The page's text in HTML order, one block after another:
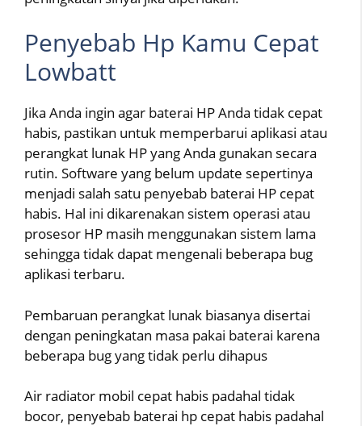
Penyebab Hp Kamu Cepat
Lowbatt
Jika Anda ingin agar baterai HP Anda tidak cepat
habis, pastikan untuk memperbarui aplikasi atau
perangkat lunak HP yang Anda gunakan secara
rutin. Software yang belum update sepertinya
menjadi salah satu penyebab baterai HP cepat
habis. Hal ini dikarenakan sistem operasi atau
prosesor HP masih menggunakan sistem lama
sehingga tidak dapat mengenali beberapa bug
aplikasi terbaru.
Pembaruan perangkat lunak biasanya disertai
dengan peningkatan masa pakai baterai karena
beberapa bug yang tidak perlu dihapus
Air radiator mobil cepat habis padahal tidak
bocor, penyebab baterai hp cepat habis padahal